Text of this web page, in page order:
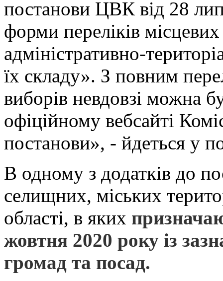
постанови ЦВК від 28
форми переліків
адміністративно-
їх складу». З повним
виборів невдовзі можна
офіційному вебсайті
постанови», - йдеться у
В одному з додатків до
селищних, міських
області, в яких
жовтня 2020 року із
громад та посад.